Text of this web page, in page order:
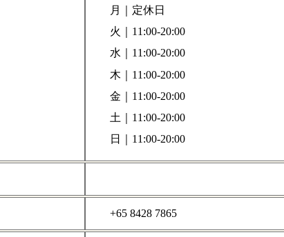
月｜定休日
火｜11:00-20:00
水｜11:00-20:00
木｜11:00-20:00
金｜11:00-20:00
土｜11:00-20:00
日｜11:00-20:00
+65 8428 7865